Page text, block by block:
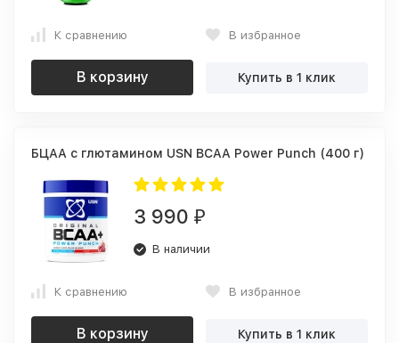
К сравнению В избранное
В корзину Купить в 1 клик
БЦАА с глютамином USN BCAA Power Punch (400 г)
3 990 ₽
В наличии
К сравнению В избранное
В корзину Купить в 1 клик